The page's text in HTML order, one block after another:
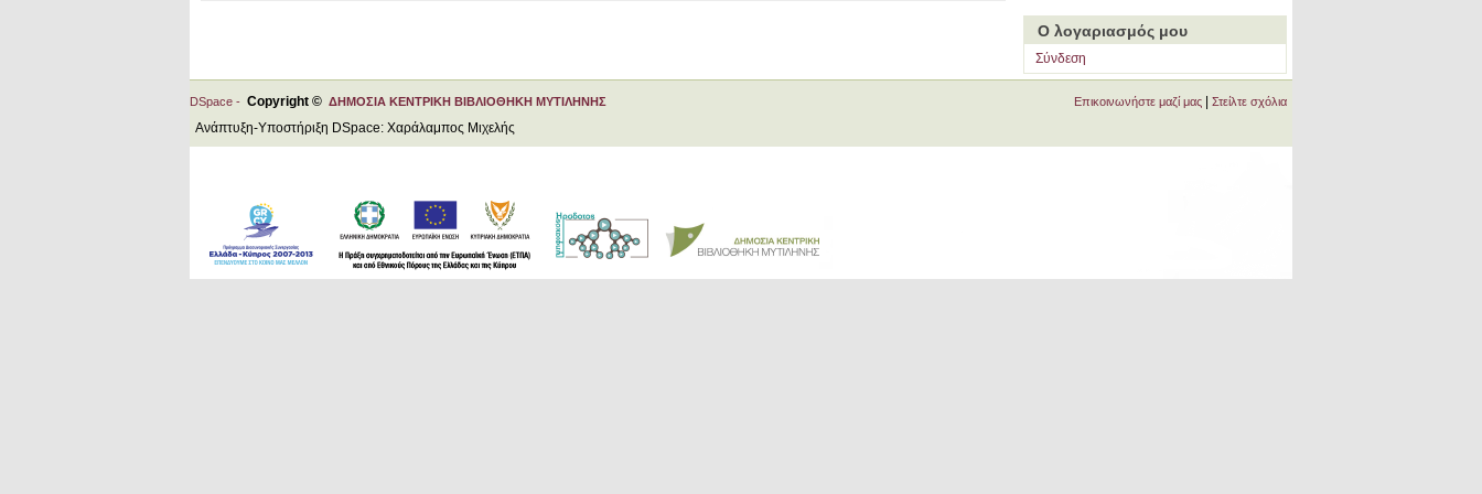
Ο λογαριασμός μου
Σύνδεση
DSpace - Copyright © ΔΗΜΟΣΙΑ ΚΕΝΤΡΙΚΗ ΒΙΒΛΙΟΘΗΚΗ ΜΥΤΙΛΗΝΗΣ
Ανάπτυξη-Υποστήριξη DSpace: Χαράλαμπος Μιχελής
Επικοινωνήστε μαζί μας Στείλτε σχόλια